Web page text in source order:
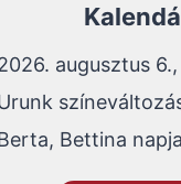
augusztus
Bettina napja